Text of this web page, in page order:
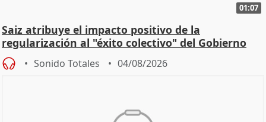
01:07
Saiz atribuye el impacto positivo de la
regularización al "éxito colectivo" del Gobierno
Sonido Totales 04/08/2026